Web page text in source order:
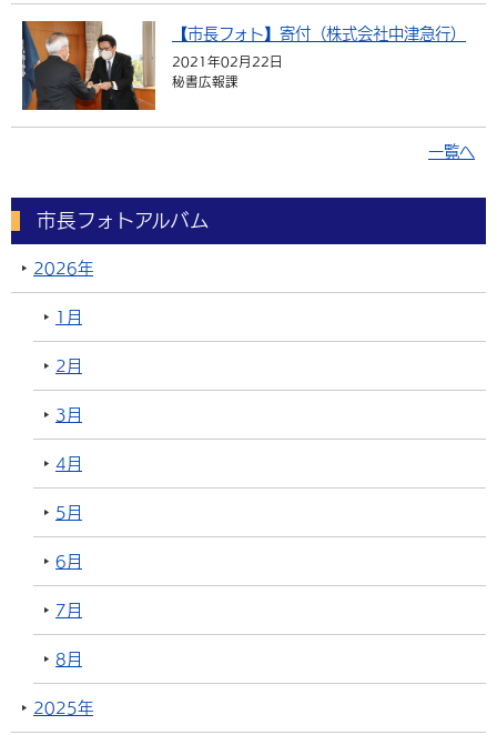
【市長フォト】寄付（株式会社中津急行）
2021年02月22日
秘書広報課
一覧へ
市長フォトアルバム
2026年
1月
2月
3月
4月
5月
6月
7月
8月
2025年